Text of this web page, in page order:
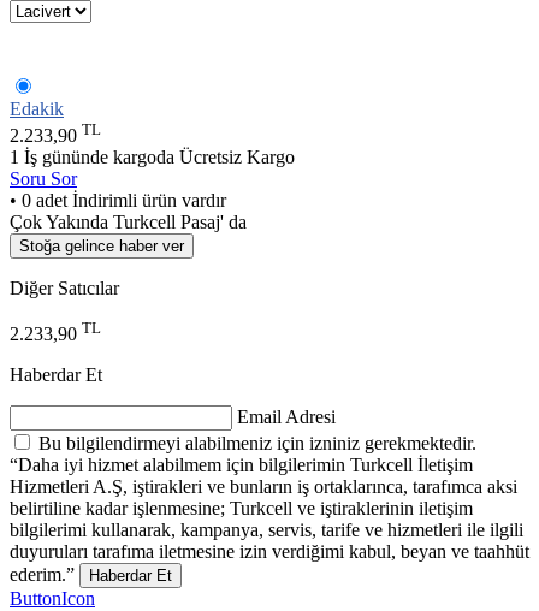
Edakik
2.233,90 TL
1 İş gününde kargoda Ücretsiz Kargo
Soru Sor
• 0 adet İndirimli ürün vardır
Çok Yakında Turkcell Pasaj' da
Stoğa gelince haber ver
Diğer Satıcılar
2.233,90 TL
Haberdar Et
Email Adresi
Bu bilgilendirmeyi alabilmeniz için izniniz gerekmektedir.
“Daha iyi hizmet alabilmem için bilgilerimin Turkcell İletişim
Hizmetleri A.Ş, iştirakleri ve bunların iş ortaklarınca, tarafımca aksi
belirtiline kadar işlenmesine; Turkcell ve iştiraklerinin iletişim
bilgilerimi kullanarak, kampanya, servis, tarife ve hizmetleri ile ilgili
duyuruları tarafıma iletmesine izin verdiğimi kabul, beyan ve taahhüt
ederim.”
Haberdar Et
ButtonIcon